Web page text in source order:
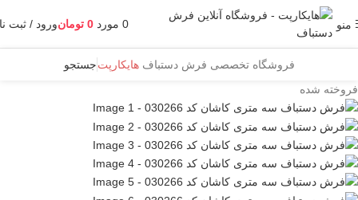
منو 0 مورد 0 تومانورود / ثبت
فروشگاه تخصصی فرش دستبافهایکارپتجستجو
فروخته شده